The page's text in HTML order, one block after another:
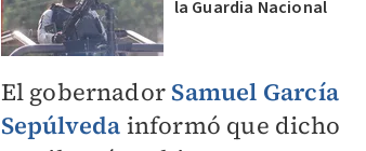
la Guardia Nacional
El gobernador Samuel García
Sepúlveda informó que dicho